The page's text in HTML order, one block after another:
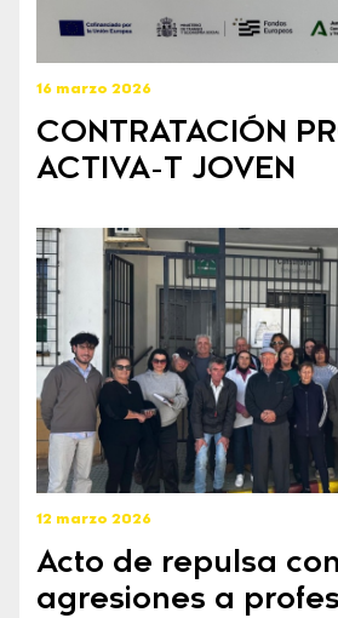
16 marzo 2026
CONTRATACIÓN
ACTIVA-T JOVEN
12 marzo 2026
Acto de repulsa
agresiones a